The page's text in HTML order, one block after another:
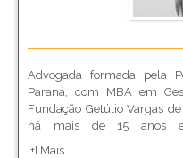
Cone Sul de prestigiada
Advogada formada pela
Paraná, com MBA em
Fundação Getúlio Vargas
há mais de 15 anos
multinacionais como
[+] Mais